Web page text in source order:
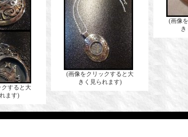
すると大
ます)
(画像をクリックすると大
きく見られます)
(画像